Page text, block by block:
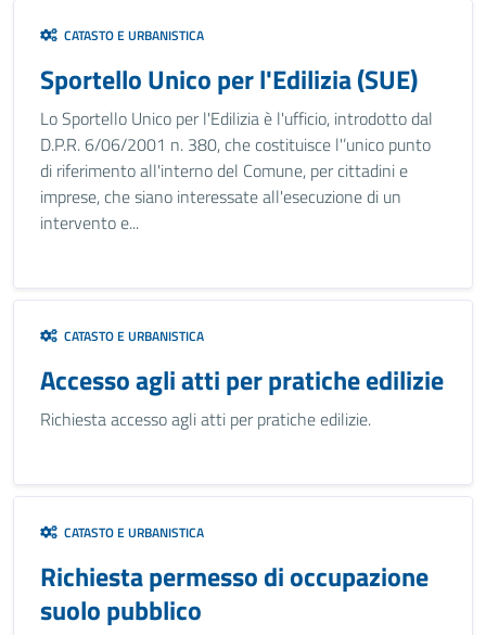
CATASTO E URBANISTICA
Sportello Unico per l'Edilizia (SUE)
Lo Sportello Unico per l'Edilizia è l'ufficio, introdotto dal
D.P.R. 6/06/2001 n. 380, che costituisce l'’unico punto
di riferimento all'interno del Comune, per cittadini e
imprese, che siano interessate all'esecuzione di un
intervento e...
CATASTO E URBANISTICA
Accesso agli atti per pratiche edilizie
Richiesta accesso agli atti per pratiche edilizie.
CATASTO E URBANISTICA
Richiesta permesso di occupazione
suolo pubblico